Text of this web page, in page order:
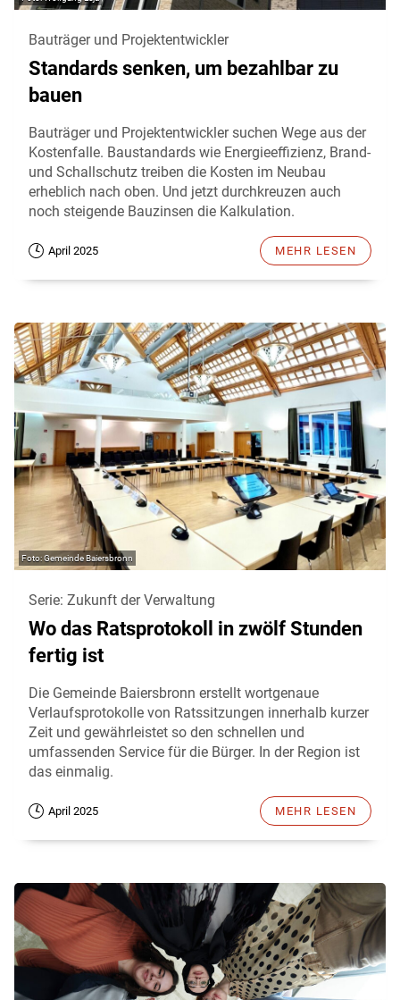
Bauträger und Projektentwickler
Standards senken, um bezahlbar zu
bauen
Bauträger und Projektentwickler suchen Wege aus der
Kostenfalle. Baustandards wie Energieeffizienz, Brand-
und Schallschutz treiben die Kosten im Neubau
erheblich nach oben. Und jetzt durchkreuzen auch
noch steigende Bauzinsen die Kalkulation.
April 2025 MEHR LESEN
Gemeinde Baiersbronn
Serie: Zukunft der Verwaltung
Wo das Ratsprotokoll in zwölf Stunden
fertig ist
Die Gemeinde Baiersbronn erstellt wortgenaue
Verlaufsprotokolle von Ratssitzungen innerhalb kurzer
Zeit und gewährleistet so den schnellen und
umfassenden Service für die Bürger. In der Region ist
das einmalig.
April 2025 MEHR LESEN